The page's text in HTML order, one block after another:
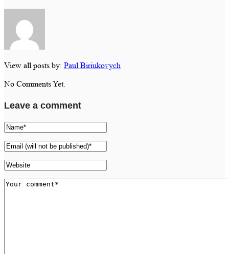
View all posts by: Paul Biriukovych
No Comments Yet.
Leave a comment